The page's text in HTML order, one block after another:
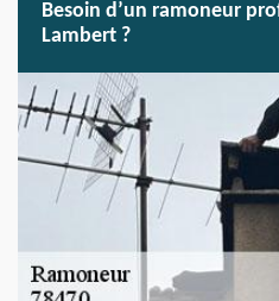
Besoin d’un ramoneur
Lambert ?